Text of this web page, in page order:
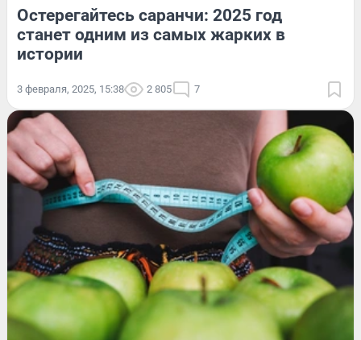
Остерегайтесь саранчи: 2025 год
станет одним из самых жарких в
истории
3 февраля, 2025, 15:38 2 805 7